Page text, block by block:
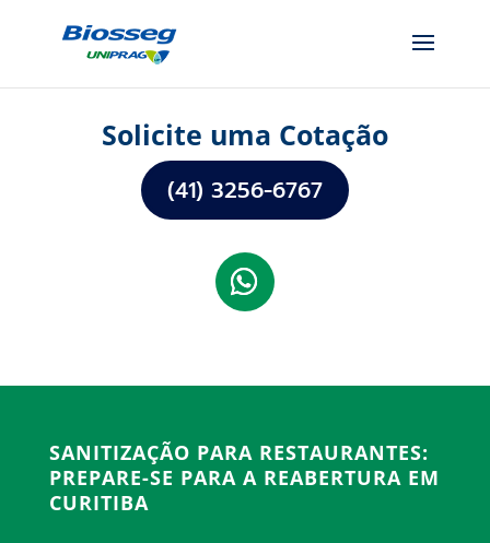
Solicite uma Cotação
(41) 3256-6767
SANITIZAÇÃO PARA RESTAURANTES:
PREPARE-SE PARA A REABERTURA EM
CURITIBA